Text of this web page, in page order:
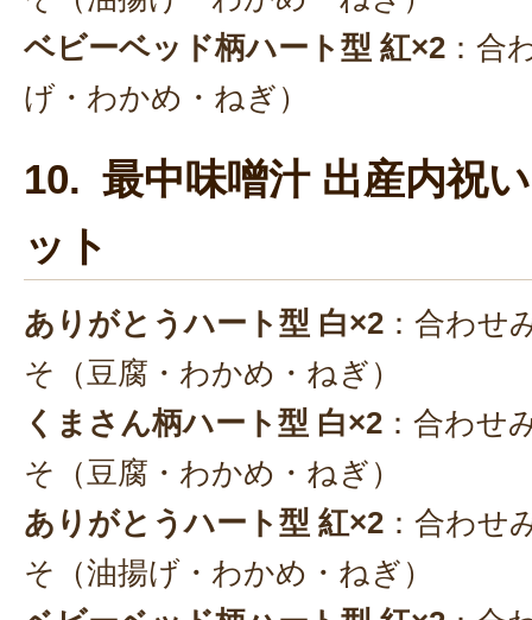
ベビーベッド柄ハート型 紅×2 ：合
げ・わかめ・ねぎ）
10. 最中味噌汁 出産内祝
ット
ありがとうハート型 白×2 ：合わせ
そ（豆腐・わかめ・ねぎ）
くまさん柄ハート型 白×2 ：合わせ
そ（豆腐・わかめ・ねぎ）
ありがとうハート型 紅×2 ：合わせ
そ（油揚げ・わかめ・ねぎ）